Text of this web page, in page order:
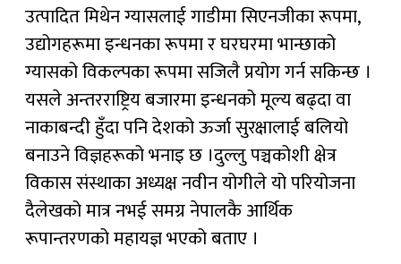
उत्पादित मिथेन ग्यासलाई गाडीमा सिएनजीका रूपमा,
उद्योगहरूमा इन्धनका रूपमा र घरघरमा भान्छाको
ग्यासको विकल्पका रूपमा सजिलै प्रयोग गर्न सकिन्छ ।
यसले अन्तरराष्ट्रिय बजारमा इन्धनको मूल्य बढ्दा वा
नाकाबन्दी हुँदा पनि देशको ऊर्जा सुरक्षालाई बलियो
बनाउने विज्ञहरूको भनाइ छ ।दुल्लु पञ्चकोशी क्षेत्र
विकास संस्थाका अध्यक्ष नवीन योगीले यो परियोजना
दैलेखको मात्र नभई समग्र नेपालकै आर्थिक
रूपान्तरणको महायज्ञ भएको बताए ।